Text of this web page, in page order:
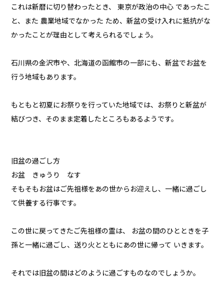
これは新暦に切り替わったとき、 東京が政治の中心 であったこ
と、また 農業地域でなかった ため、新盆の受け入れに抵抗がな
かったことが理由として考えられるでしょう。
石川県の金沢市や、北海道の函館市の一部にも、新盆でお盆を
行う地域もあります。
もともと初夏にお祭りを行っていた地域では、お祭りと新盆が
結びつき、そのまま定着したところもあるようです。
旧盆の過ごし方
お盆 きゅうり なす
そもそもお盆はご先祖様をあの世からお迎えし、一緒に過ごし
て供養する行事です。
この世に戻ってきたご先祖様の霊は、 お盆の間のひとときを子
孫と一緒に過ごし、送り火とともにあの世に帰って いきます。
それでは旧盆の間はどのように過ごすものなのでしょうか。